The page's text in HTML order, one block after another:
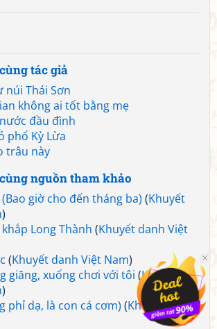
tác giả
núi Thái Sơn
không ai tốt bằng mẹ
đầu đình
phố Kỳ Lừa
trâu này
nguồn tham khảo
giờ cho đến tháng ba) (Khuyết
)
Long Thành (Khuyết danh Việt
(Khuyết danh Việt Nam)
giăng, xuống chơi với tôi (Khuyết
)
phỉ dạ, là con cá cơm) (Khuyết danh